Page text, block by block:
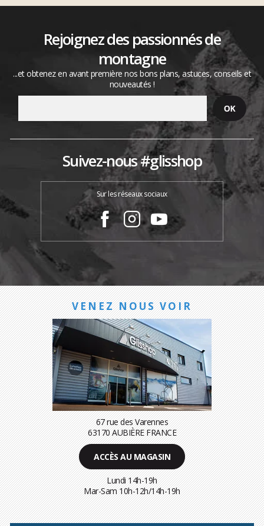
Rejoignez des passionnés de
montagne
...et obtenez en avant première nos bons plans, astuces, conseils et
nouveautés !
Suivez-nous #glisshop
Sur les réseaux sociaux
VENEZ NOUS VOIR
67 rue des Varennes
63170 AUBIÈRE FRANCE
ACCÈS AU MAGASIN
Lundi 14h-19h
Mar-Sam 10h-12h/14h-19h